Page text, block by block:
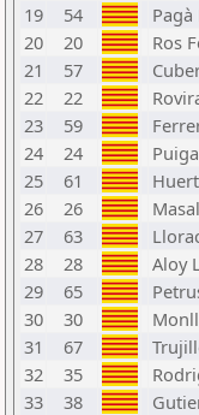
19
54 Pagà
20
20 Ros
21
57
22
22
23
59
24
24
25
61
26
26
27
63
28
28 Aloy
29
65
30
30
31
67
32
35
33
38